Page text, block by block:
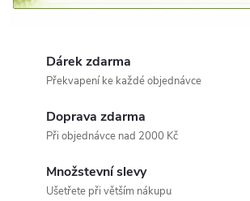
e
Dárek zdarma
Překvapení ke každé objednávce
Doprava zdarma
Při objednávce nad 2000 Kč
Množstevní slevy
Ušetřete při větším nákupu